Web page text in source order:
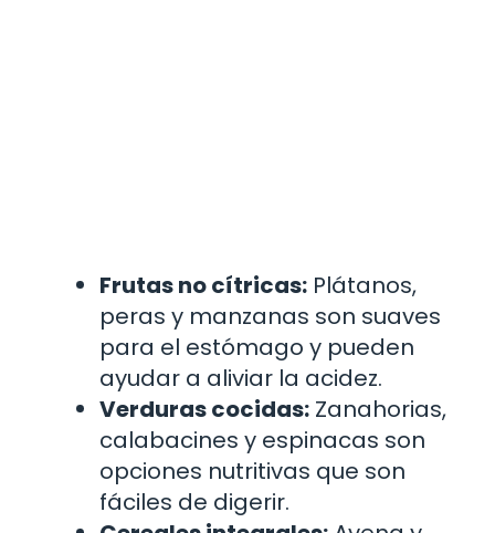
Frutas no cítricas: Plátanos,
peras y manzanas son suaves
para el estómago y pueden
ayudar a aliviar la acidez.
Verduras cocidas: Zanahorias,
calabacines y espinacas son
opciones nutritivas que son
fáciles de digerir.